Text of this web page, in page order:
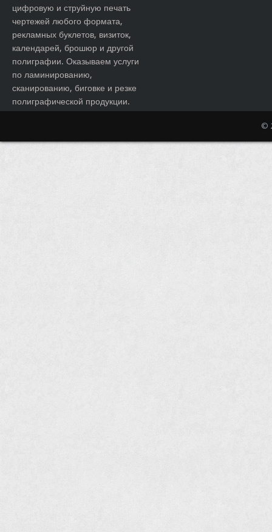
цифровую и струйную печать
чертежей любого формата,
рекламных буклетов, визиток,
календарей, брошюр и другой
полиграфии. Оказываем услуги
по ламинированию,
сканированию, биговке и резке
полиграфической продукции.
©